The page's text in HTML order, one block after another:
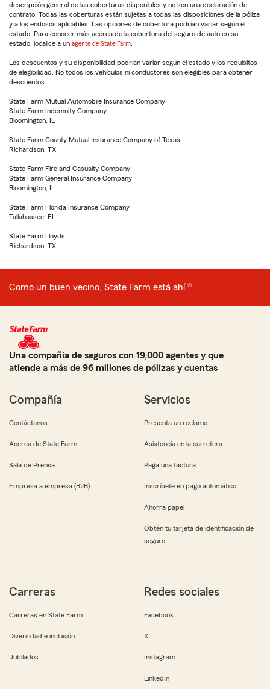
descripción general de las coberturas disponibles y no son una declaración de
contrato. Todas las coberturas están sujetas a todas las disposiciones de la póliza
y a los endosos aplicables. Las opciones de cobertura podrían variar según el
estado. Para conocer más acerca de la cobertura del seguro de auto en su
estado, localice a un agente de State Farm
Los descuentos y su disponibilidad podrían variar según el estado y los requisitos
de elegibilidad. No todos los vehículos ni conductores son elegibles para obtener
descuentos.
State Farm Mutual Automobile Insurance Company
State Farm Indemnity Company
Bloomington, IL
State Farm County Mutual Insurance Company of Texas
Richardson, TX
State Farm Fire and Casualty Company
State Farm General Insurance Company
Bloomington, IL
State Farm Florida Insurance Company
Tallahassee, FL
State Farm Lloyds
Richardson, TX
Como un buen vecino, State Farm está ahí.®
Una compañía de seguros con 19,000 agentes y que
atiende a más de 96 millones de pólizas y cuentas
Compañía
Contáctanos
Acerca de State Farm
Sala de Prensa
Empresa a empresa (B2B)
Servicios
Presenta un reclamo
Asistencia en la carretera
Paga una factura
Inscríbete en pago automático
Ahorra papel
Obtén tu tarjeta de identificación de
seguro
Carreras
Carreras en State Farm
Diversidad e inclusión
Jubilados
Redes sociales
Facebook
X
Instagram
LinkedIn